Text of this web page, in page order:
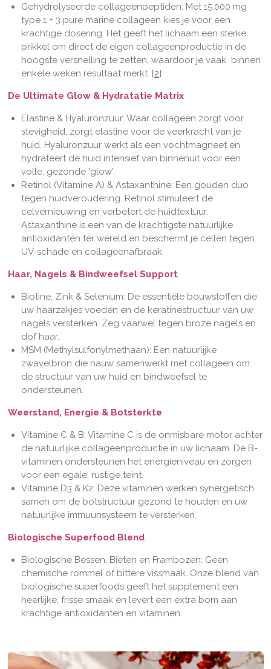
Gehydrolyseerde collageenpeptiden: Met 15.000 mg
type 1 + 3 pure marine collageen kies je voor een
krachtige dosering. Het geeft het lichaam een sterke
prikkel om direct de eigen collageenproductie in de
hoogste versnelling te zetten, waardoor je vaak binnen
enkele weken resultaat merkt. [2]
De Ultimate Glow & Hydratatie Matrix
Elastine & Hyaluronzuur: Waar collageen zorgt voor
stevigheid, zorgt elastine voor de veerkracht van je
huid. Hyaluronzuur werkt als een vochtmagneet en
hydrateert de huid intensief van binnenuit voor een
volle, gezonde 'glow'.
Retinol (Vitamine A) & Astaxanthine: Een gouden duo
tegen huidveroudering. Retinol stimuleert de
celvernieuwing en verbetert de huidtextuur.
Astaxanthine is een van de krachtigste natuurlijke
antioxidanten ter wereld en beschermt je cellen tegen
UV-schade en collageenafbraak.
Haar, Nagels & Bindweefsel Support
Biotine, Zink & Selenium: De essentiële bouwstoffen die
uw haarzakjes voeden en de keratinestructuur van uw
nagels versterken. Zeg vaarwel tegen broze nagels en
dof haar.
MSM (Methylsulfonylmethaan): Een natuurlijke
zwavelbron die nauw samenwerkt met collageen om
de structuur van uw huid en bindweefsel te
ondersteunen.
Weerstand, Energie & Botsterkte
Vitamine C & B: Vitamine C is de onmisbare motor achter
de natuurlijke collageenproductie in uw lichaam. De B-
vitaminen ondersteunen het energieniveau en zorgen
voor een egale, rustige teint.
Vitamine D3 & K2: Deze vitaminen werken synergetisch
samen om de botstructuur gezond te houden en uw
natuurlijke immuunsysteem te versterken.
Biologische Superfood Blend
Biologische Bessen, Bieten en Frambozen: Geen
chemische rommel of bittere vissmaak. Onze blend van
biologische superfoods geeft het supplement een
heerlijke, frisse smaak en levert een extra bom aan
krachtige antioxidanten en vitaminen.